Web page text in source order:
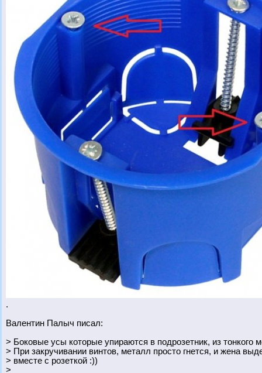
.
Валентин Палыч писал:
> Боковые усы которые упираются в подрозетник, из тонкого
> При закручивании винтов, металл просто гнется, и жена
> вместе с розеткой :))
>